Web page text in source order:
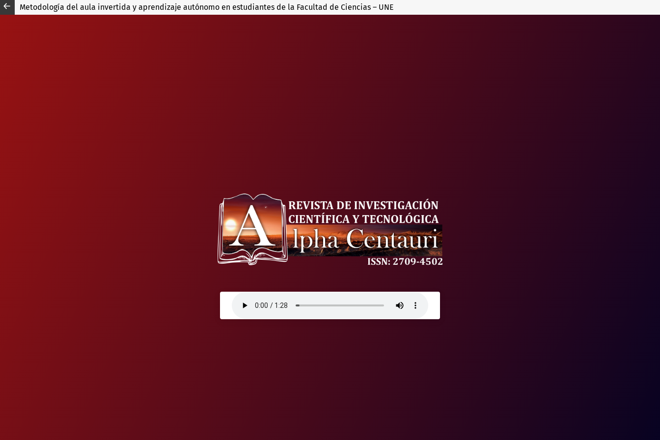
Metodología del aula invertida y aprendizaje autónomo en estudiantes de la Facultad de Ciencias – UNE